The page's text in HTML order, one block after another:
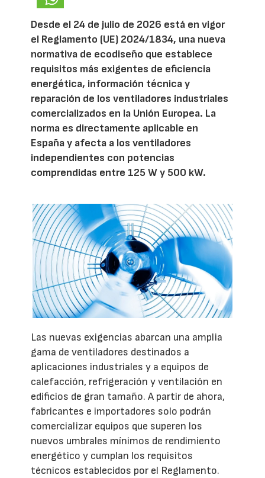
Desde el 24 de julio de 2026 está en vigor
el Reglamento (UE) 2024/1834, una nueva
normativa de ecodiseño que establece
requisitos más exigentes de eficiencia
energética, información técnica y
reparación de los ventiladores industriales
comercializados en la Unión Europea. La
norma es directamente aplicable en
España y afecta a los ventiladores
independientes con potencias
comprendidas entre 125 W y 500 kW.
Las nuevas exigencias abarcan una amplia
gama de ventiladores destinados a
aplicaciones industriales y a equipos de
calefacción, refrigeración y ventilación en
edificios de gran tamaño. A partir de ahora,
fabricantes e importadores solo podrán
comercializar equipos que superen los
nuevos umbrales mínimos de rendimiento
energético y cumplan los requisitos
técnicos establecidos por el Reglamento.